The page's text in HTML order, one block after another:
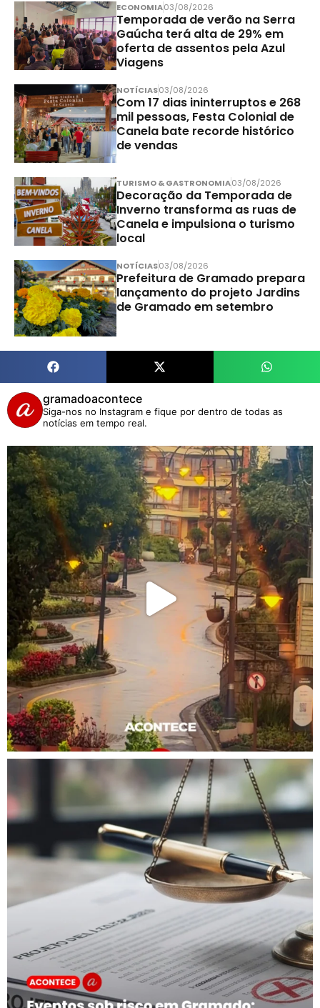
ECONOMIA03/08/2026
Temporada de verão na Serra
Gaúcha terá alta de 29% em
oferta de assentos pela Azul
Viagens
NOTÍCIAS03/08/2026
Com 17 dias ininterruptos e 268
mil pessoas, Festa Colonial de
Canela bate recorde histórico
de vendas
TURISMO & GASTRONOMIA03/08/2026
Decoração da Temporada de
Inverno transforma as ruas de
Canela e impulsiona o turismo
local
NOTÍCIAS03/08/2026
Prefeitura de Gramado prepara
lançamento do projeto Jardins
de Gramado em setembro
gramadoacontece
Siga-nos no Instagram e fique por dentro de todas as
notícias em tempo real.